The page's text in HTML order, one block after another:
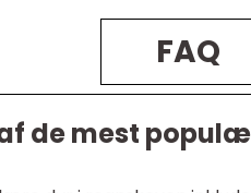
FAQ
de mest